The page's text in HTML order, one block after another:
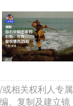
相关权利人专属
、复制及建立镜